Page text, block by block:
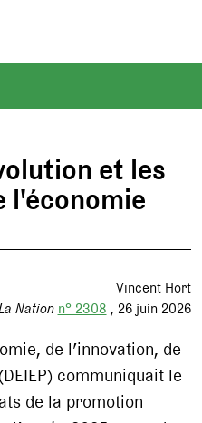
et les
l'économie
Vincent Hort
Nation n° 2308 26 juin 2026
de l’innovation, de
communiquait le
de la promotion